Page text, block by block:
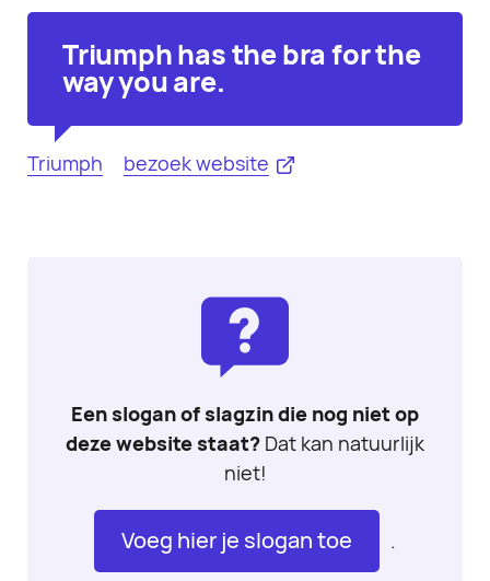
Triumph has the bra for the
way you are.
Triumph bezoek website
Een slogan of slagzin die nog niet op
deze website staat? Dat kan natuurlijk
niet!
Voeg hier je slogan toe .